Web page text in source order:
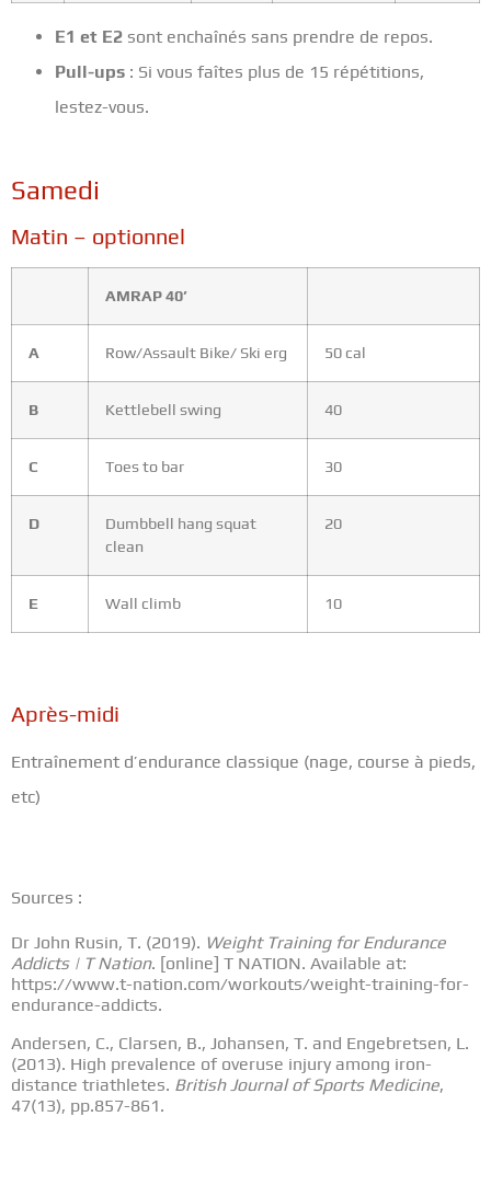
E1 et E2 sont enchaînés sans prendre de repos.
Pull-ups : Si vous faîtes plus de 15 répétitions,
lestez-vous.
Samedi
Matin – optionnel
AMRAP 40’
A Row/Assault Bike/ Ski erg 50 cal
B Kettlebell swing 40
C Toes to bar 30
D
Dumbbell hang squat
clean
20
E Wall climb 10
Après-midi
Entraînement d’endurance classique (nage, course à pieds,
etc)
Sources :
Dr John Rusin, T. (2019). Weight Training for Endurance
Addicts | T Nation. [online] T NATION. Available at:
https://www.t-nation.com/workouts/weight-training-for-
endurance-addicts.
Andersen, C., Clarsen, B., Johansen, T. and Engebretsen, L.
(2013). High prevalence of overuse injury among iron-
distance triathletes. British Journal of Sports Medicine,
47(13), pp.857-861.